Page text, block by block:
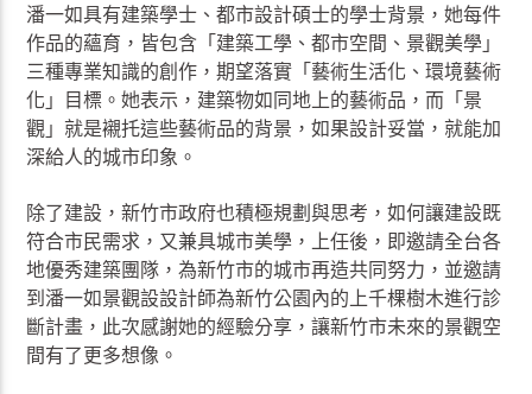
潘一如具有建築學士、都市設計碩士的學士背景，她每件
作品的蘊育，皆包含「建築工學、都市空間、景觀美學」
三種專業知識的創作，期望落實「藝術生活化、環境藝術
化」目標。她表示，建築物如同地上的藝術品，而「景
觀」就是襯托這些藝術品的背景，如果設計妥當，就能加
深給人的城市印象。
除了建設，新竹市政府也積極規劃與思考，如何讓建設既
符合市民需求，又兼具城市美學，上任後，即邀請全台各
地優秀建築團隊，為新竹市的城市再造共同努力，並邀請
到潘一如景觀設設計師為新竹公園內的上千棵樹木進行診
斷計畫，此次感謝她的經驗分享，讓新竹市未來的景觀空
間有了更多想像。